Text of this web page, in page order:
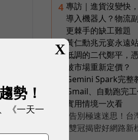
4 專訪｜進貨沒變快
導入機器人？物流
更棘手的缺工難題
5 黃仁勳兆元宴永遠
低調的二代鄭平，
被市場重新定價？
Gemini Spark完整
Gmail、自動跑完
實用情境一次看
告別極速迷思！台
雙冠揭密好網路新
X
勢！
《一天一